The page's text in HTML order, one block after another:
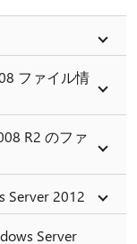
ファイル情
R2 のファ
Server 2012
Server